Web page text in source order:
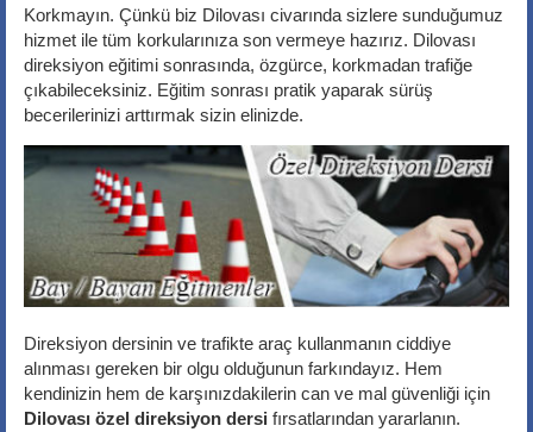
Korkmayın. Çünkü biz Dilovası civarında sizlere sunduğumuz
hizmet ile tüm korkularınıza son vermeye hazırız. Dilovası
direksiyon eğitimi sonrasında, özgürce, korkmadan trafiğe
çıkabileceksiniz. Eğitim sonrası pratik yaparak sürüş
becerilerinizi arttırmak sizin elinizde.
Direksiyon dersinin ve trafikte araç kullanmanın ciddiye
alınması gereken bir olgu olduğunun farkındayız. Hem
kendinizin hem de karşınızdakilerin can ve mal güvenliği için
Dilovası özel direksiyon dersi fırsatlarından yararlanın.